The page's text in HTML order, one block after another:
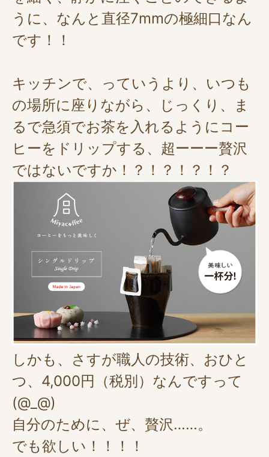
うに、なんと直径7mmの極細口なん
です！！
キッチンで、っていうより、いつも
の場所に座りながら、じっくり、ま
るで急須でお茶を入れるようにコー
ヒーをドリップする、超ーーー贅沢
ではないですか！？！？！？！？
しかも、さすが職人の技術、おひと
つ、4,000円（税別）なんですって
(@_@)
自分のために、ぜ、贅沢……。
でも欲しい！！！！